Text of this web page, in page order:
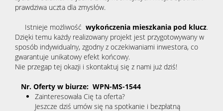
prawdziwa uczta dla zmysłów.
Istnieje możliwość wykończenia mieszkania pod klucz.
Dzięki temu każdy realizowany projekt jest przygotowywany w
sposób indywidualny, zgodny z oczekiwaniami inwestora, co
gwarantuje unikatowy efekt końcowy.
Nie przegap tej okazji i skontaktuj się z nami już dziś!
Nr. Oferty w biurze: WPN-MS-1544
Zainteresowała Cię ta oferta?
Jeszcze dziś umów się na spotkanie i bezpłatną